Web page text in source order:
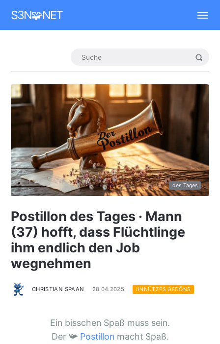
S3N🧩NET
des Tages
Postillon des Tages · Mann
(37) hofft, dass Flüchtlinge
ihm endlich den Job
wegnehmen
CHRISTIAN SPAAN 28.04.2025 UNNÜTZES GEDÖNS
Ein bisschen Spaß muss sein.
Der 📯 Postillon macht Spaß.